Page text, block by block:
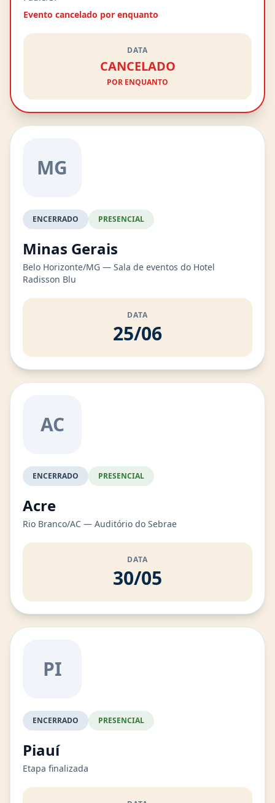
Evento cancelado por enquanto
DATA
CANCELADO
POR ENQUANTO
MG
ENCERRADO PRESENCIAL
Minas Gerais
Belo Horizonte/MG — Sala de eventos do Hotel
Radisson Blu
DATA
25/06
AC
ENCERRADO PRESENCIAL
Acre
Rio Branco/AC — Auditório do Sebrae
DATA
30/05
PI
ENCERRADO PRESENCIAL
Piauí
Etapa finalizada